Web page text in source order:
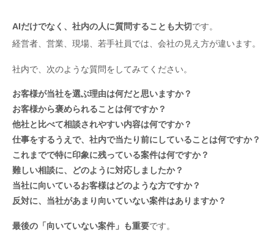
AIだけでなく、社内の人に質問することも大切です。
経営者、営業、現場、若手社員では、会社の見え方が違います。
社内で、次のような質問をしてみてください。
お客様が当社を選ぶ理由は何だと思いますか？
お客様から褒められることは何ですか？
他社と比べて相談されやすい内容は何ですか？
仕事をするうえで、社内で当たり前にしていることは何ですか？
これまでで特に印象に残っている案件は何ですか？
難しい相談に、どのように対応しましたか？
当社に向いているお客様はどのような方ですか？
反対に、当社があまり向いていない案件はありますか？
最後の「向いていない案件」も重要です。